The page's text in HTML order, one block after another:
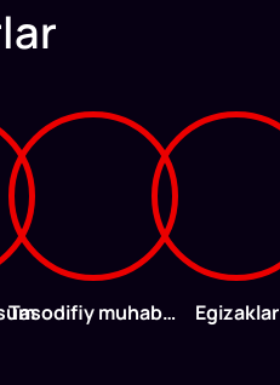
Tasodifiy muhabbat Egizaklar